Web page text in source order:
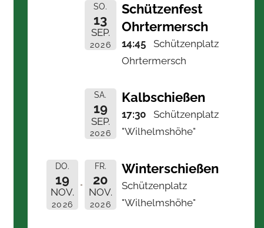
SO.
13
SEP.
2026
Schützenfest
Ohrtermersch
14:45
Schützenplatz
Ohrtermersch
SA.
19
SEP.
2026
Kalbschießen
17:30
Schützenplatz
"Wilhelmshöhe"
DO.
19
NOV.
2026
FR.
20
NOV.
2026
Winterschießen
Schützenplatz
"Wilhelmshöhe"